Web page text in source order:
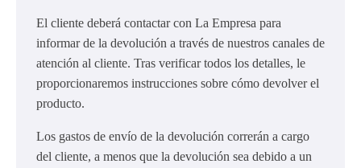
El cliente deberá contactar con La Empresa para
informar de la devolución a través de nuestros canales de
atención al cliente. Tras verificar todos los detalles, le
proporcionaremos instrucciones sobre cómo devolver el
producto.
Los gastos de envío de la devolución correrán a cargo
del cliente, a menos que la devolución sea debido a un